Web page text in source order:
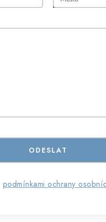
podmínkami ochrany